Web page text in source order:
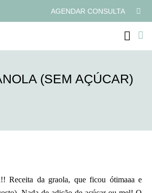
AGENDAR CONSULTA
(SEM AÇÚCAR)
Receita da graola, que ficou ótimaaa e